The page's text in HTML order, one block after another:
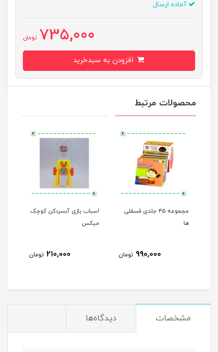
آماده ارسال
735,000 تومان
محصولات مرتبط
مجموعه ۴۵ جلدی فسقلی
ها
990,000 تومان
اسباب بازی آبسردکن کوچک
میکس
210,000 تومان
مشخصات دیدگاه‌ها